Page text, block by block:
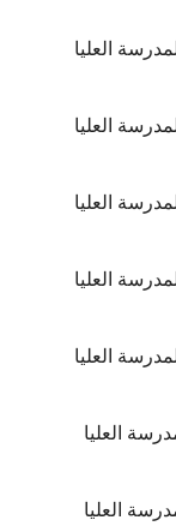
العليا
العليا
العليا
العليا
العليا
العليا
العليا